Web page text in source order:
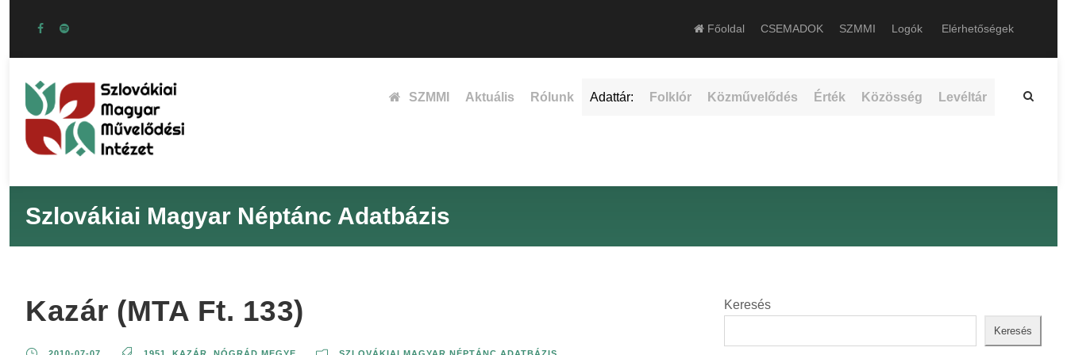
Főoldal CSEMADOK SZMMI Logók Elérhetőségek
SZMMI Aktuális Rólunk Adattár: Folklór Közművelődés Érték Közösség Levéltár
Szlovákiai Magyar Néptánc Adatbázis
Kazár (MTA Ft. 133) Keresés
Keresés